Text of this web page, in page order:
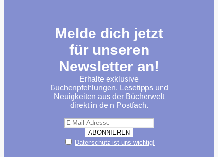
Melde dich jetzt
für unseren
Newsletter an!
Erhalte exklusive
Buchenpfehlungen, Lesetipps und
Neuigkeiten aus der Bücherwelt
direkt in dein Postfach.
Datenschutz ist uns wichtig!